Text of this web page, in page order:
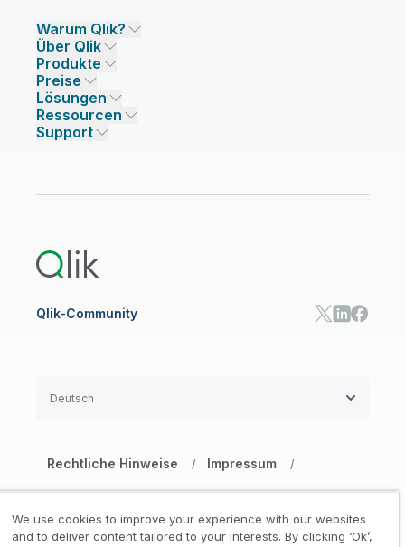
Warum Qlik?
Warum Qlik
Vertrauen und Sicherheit
Vertrauen und Datenschutz
Vertrauen und KI
Unsere Technologiepartner
Datenquellen und -ziele
Über Qlik
Unternehmen
Karriere
Presse
Niederlassungen/Kontakt
Produkte
DATENINTEGRATION UND -QUALITÄT
Qlik Talend
Qlik Talend Cloud
Talend Data Fabric
Qlik Cloud Analytics
Preise
Preisgestaltung Datenintegration
Preisgestaltung Analysen
Preisgestaltung AI/ML
Lösungen
LÖSUNGSPARTNER
Partner suchen
Ressourcen
Events
Support
Qlik-Community
Rechtliche Hinweise / Impressum /
Marken / Vertrauen /
Deutsch
We use cookies to improve your experience with our websites
and to deliver content tailored to your interests. By clicking ‘Ok’,